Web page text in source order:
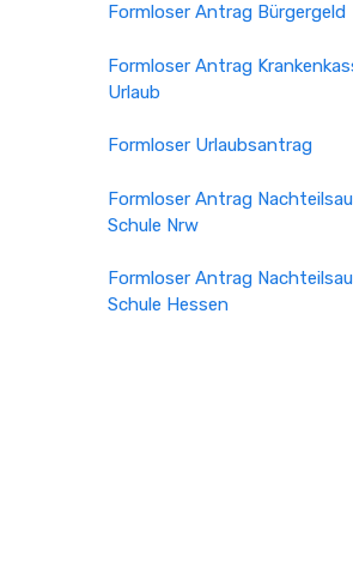
Formloser Antrag Bürgergeld
Formloser Antrag
Urlaub
Formloser Urlaubsantrag
Formloser Antrag
Schule Nrw
Formloser Antrag
Schule Hessen